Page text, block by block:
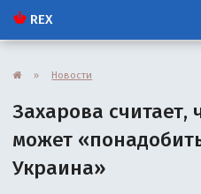
REX
» Новости
Захарова считает,
может
Украина»